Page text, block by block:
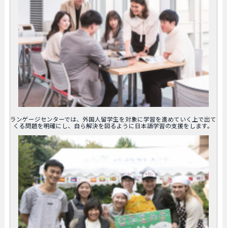
ランゲージセンターでは、外国人留学生を対象に学習を進めていく上で出て
くる問題を明確にし、自ら解決を図るように日本語学習の支援をします。